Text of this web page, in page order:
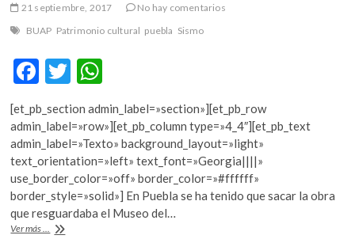
21 septiembre, 2017
No hay comentarios
BUAP Patrimonio cultural puebla Sismo
F
e
b
o
o
k
T
w
itt
er
h
at
s
A
p
p
[et_pb_section admin_label=»section»][et_pb_row
admin_label=»row»][et_pb_column type=»4_4″][et_pb_text
admin_label=»Texto» background_layout=»light»
text_orientation=»left» text_font=»Georgia||||»
use_border_color=»off» border_color=»#ffffff»
border_style=»solid»] En Puebla se ha tenido que sacar la obra
que resguardaba el Museo del…
Ver más ... Daños